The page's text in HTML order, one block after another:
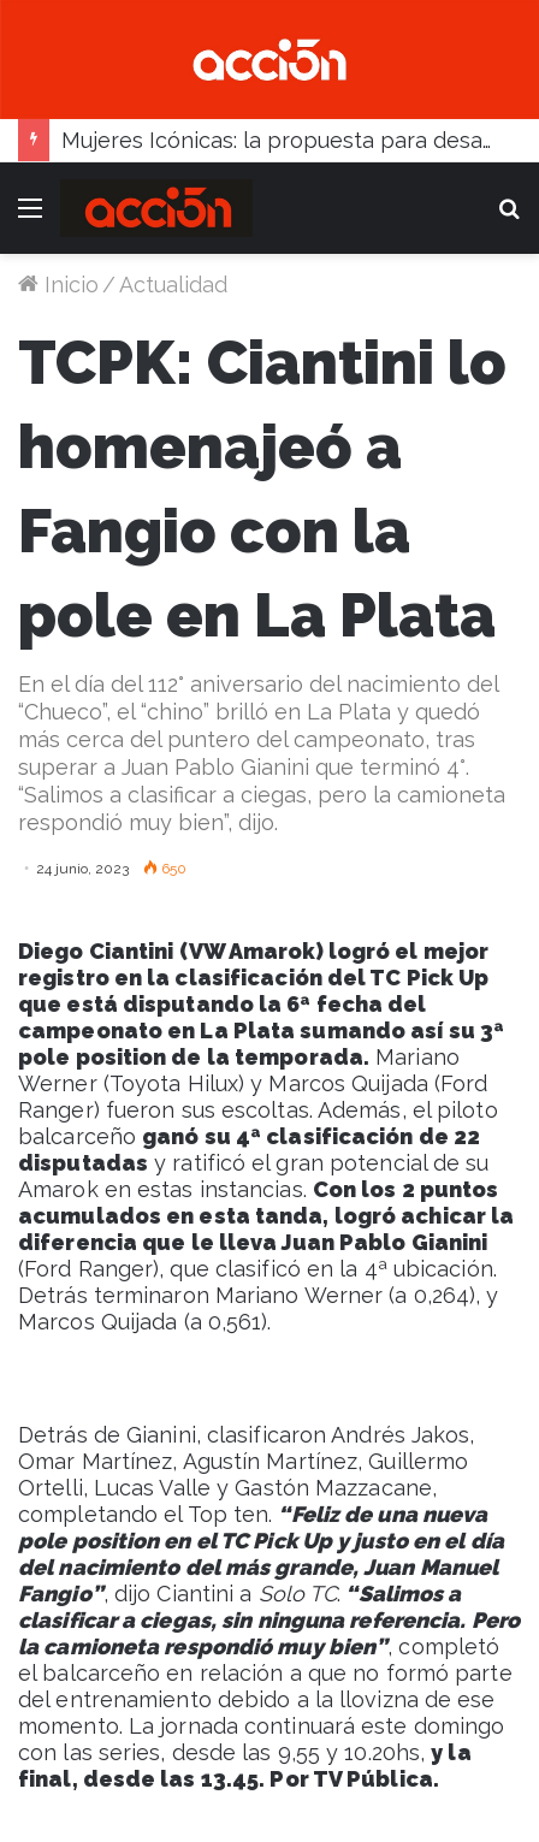
Mujeres Icónicas: la propuesta para desarrollo empresarial femenino que llega a Balcarce
Menú
Inicio /Actualidad
TCPK: Ciantini lo
homenajeó a
Fangio con la
pole en La Plata
En el día del 112° aniversario del nacimiento del
“Chueco”, el “chino” brilló en La Plata y quedó
más cerca del puntero del campeonato, tras
superar a Juan Pablo Gianini que terminó 4°.
“Salimos a clasificar a ciegas, pero la camioneta
respondió muy bien”, dijo.
24 junio, 2023 650
Diego Ciantini (VW Amarok) logró el mejor
registro en la clasificación del TC Pick Up
que está disputando la 6ª fecha del
campeonato en La Plata sumando así su 3ª
pole position de la temporada. Mariano
Werner (Toyota Hilux) y Marcos Quijada (Ford
Ranger) fueron sus escoltas. Además, el piloto
balcarceño ganó su 4ª clasificación de 22
disputadas y ratificó el gran potencial de su
Amarok en estas instancias. Con los 2 puntos
acumulados en esta tanda, logró achicar la
diferencia que le lleva Juan Pablo Gianini
(Ford Ranger), que clasificó en la 4ª ubicación.
Detrás terminaron Mariano Werner (a 0,264), y
Marcos Quijada (a 0,561).
Detrás de Gianini, clasificaron Andrés Jakos,
Omar Martínez, Agustín Martínez, Guillermo
Ortelli, Lucas Valle y Gastón Mazzacane,
completando el Top ten. “Feliz de una nueva
pole position en el TC Pick Up y justo en el día
del nacimiento del más grande, Juan Manuel
Fangio”, dijo Ciantini a Solo TC. “Salimos a
clasificar a ciegas, sin ninguna referencia. Pero
la camioneta respondió muy bien”, completó
el balcarceño en relación a que no formó parte
del entrenamiento debido a la llovizna de ese
momento. La jornada continuará este domingo
con las series, desde las 9,55 y 10.20hs,y la
final, desde las 13.45. Por TV Pública.